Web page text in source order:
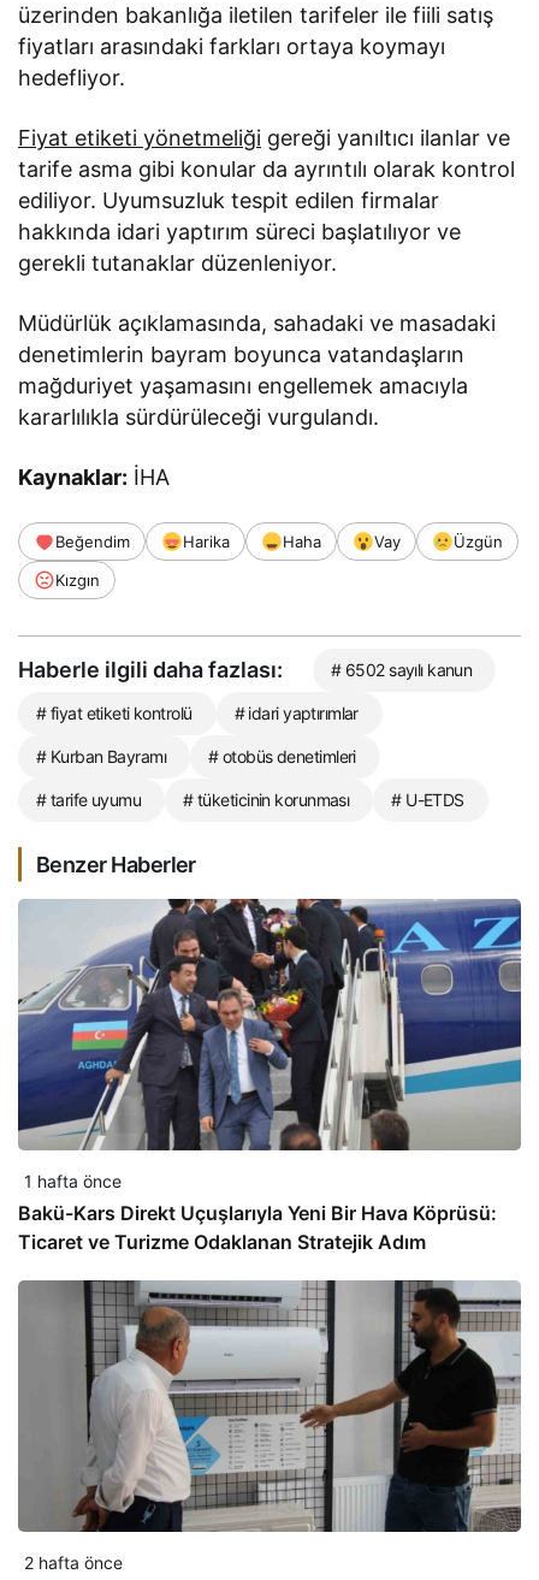
üzerinden bakanlığa iletilen tarifeler ile fiili satış
fiyatları arasındaki farkları ortaya koymayı
hedefliyor.
Fiyat etiketi yönetmeliği gereği yanıltıcı ilanlar ve
tarife asma gibi konular da ayrıntılı olarak kontrol
ediliyor. Uyumsuzluk tespit edilen firmalar
hakkında idari yaptırım süreci başlatılıyor ve
gerekli tutanaklar düzenleniyor.
Müdürlük açıklamasında, sahadaki ve masadaki
denetimlerin bayram boyunca vatandaşların
mağduriyet yaşamasını engellemek amacıyla
kararlılıkla sürdürüleceği vurgulandı.
Kaynaklar: İHA
Beğendim Harika Haha Vay
Üzgün
Kızgın
Haberle ilgili daha fazlası: # 6502 sayılı kanun
# fiyat etiketi kontrolü # idari yaptırımlar
# Kurban Bayramı # otobüs denetimleri
# tarife uyumu # tüketicinin korunması # U-ETDS
Benzer Haberler
1 hafta önce
Bakü-Kars Direkt Uçuşlarıyla Yeni Bir Hava Köprüsü:
Ticaret ve Turizme Odaklanan Stratejik Adım
2 hafta önce